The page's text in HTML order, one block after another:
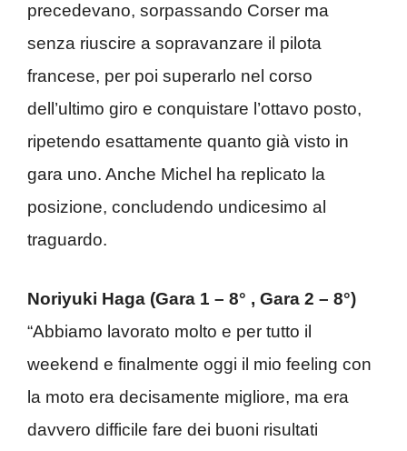
precedevano, sorpassando Corser ma
senza riuscire a sopravanzare il pilota
francese, per poi superarlo nel corso
dell’ultimo giro e conquistare l’ottavo posto,
ripetendo esattamente quanto già visto in
gara uno. Anche Michel ha replicato la
posizione, concludendo undicesimo al
traguardo.
Noriyuki Haga (Gara 1 – 8° , Gara 2 – 8°)
“Abbiamo lavorato molto e per tutto il
weekend e finalmente oggi il mio feeling con
la moto era decisamente migliore, ma era
davvero difficile fare dei buoni risultati